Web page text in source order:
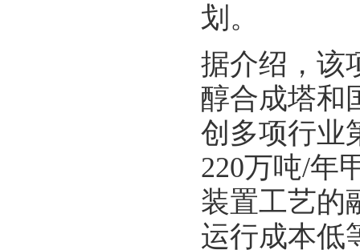
划。
据介绍，该
醇合成塔和
创多项行业
220万吨/年
装置工艺的
运行成本低